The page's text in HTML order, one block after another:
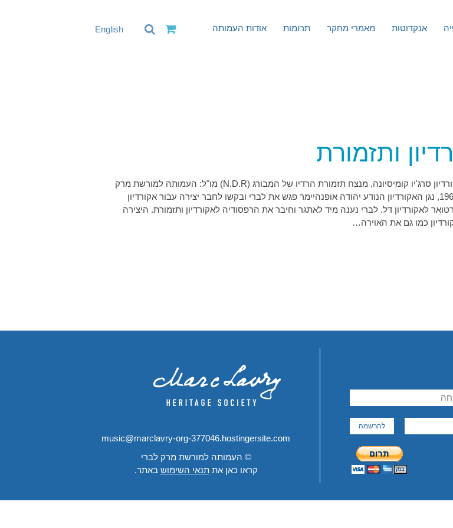
אנקדוטות מאמרי מחקר תרומות אודות העמותה English
ותזמורת
יהודה אופנהיימר, אקורדיון סרג'יו קומיסיונה, מנצח תזמורת הרדיו של המבורג (N.D.R) מו"ל: העמותה למורשת מרק
לברי תקציר: בשנת 1963, נגן האקורדיון הנודע יהודה אופנהיימר פגש את לברי ובקשו לחבר יצירה עבור אקורדיון
לאקורדיון דל. לברי נענה מיד לאתגר וחיבר את הרפסודיה לאקורדיון ותזמורת. היצירה
כמו גם את האוירה…
music@marclavry-org-377046.hostingersite.com
© העמותה למורשת מרק לברי
קראו כאן אתתנאי השימוש באתר.